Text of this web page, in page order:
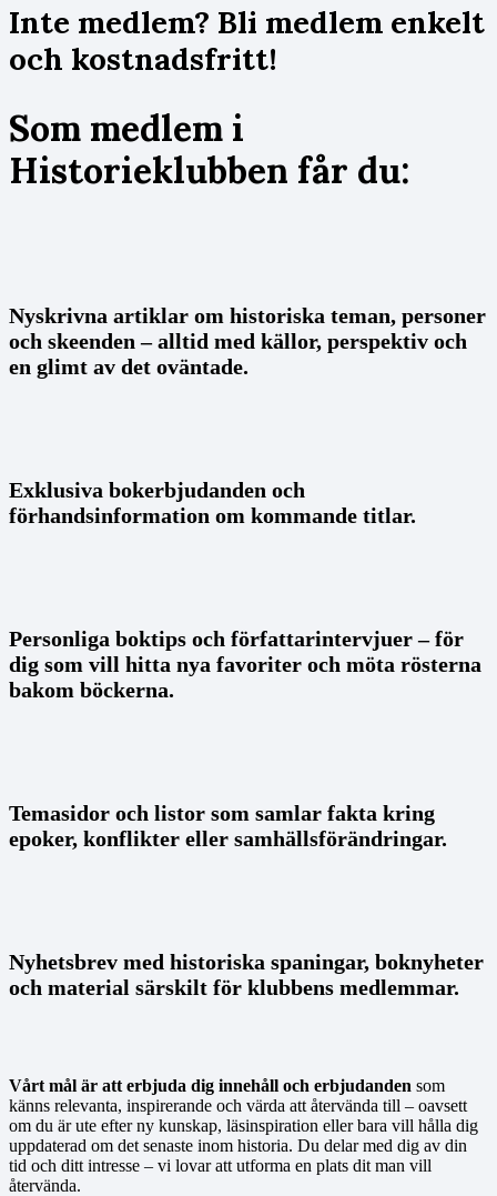
Inte medlem? Bli medlem enkelt
och kostnadsfritt!
Som medlem i
Historieklubben får du:
Nyskrivna artiklar om historiska teman, personer
och skeenden – alltid med källor, perspektiv och
en glimt av det oväntade.
Exklusiva bokerbjudanden och
förhandsinformation om kommande titlar.
Personliga boktips och författarintervjuer – för
dig som vill hitta nya favoriter och möta rösterna
bakom böckerna.
Temasidor och listor som samlar fakta kring
epoker, konflikter eller samhällsförändringar.
Nyhetsbrev med historiska spaningar, boknyheter
och material särskilt för klubbens medlemmar.
Vårt mål är att erbjuda dig innehåll och erbjudanden som
känns relevanta, inspirerande och värda att återvända till – oavsett
om du är ute efter ny kunskap, läsinspiration eller bara vill hålla dig
uppdaterad om det senaste inom historia. Du delar med dig av din
tid och ditt intresse – vi lovar att utforma en plats dit man vill
återvända.